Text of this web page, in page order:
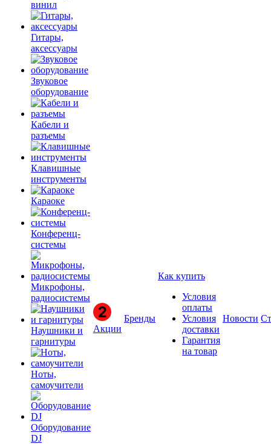
винил
Гитары,
аксессуары
Звуковое
оборудование
Кабели и
разъемы
Клавишные
инструменты
Караоке
Конференц-
системы
Микрофоны,
радиосистемы
Наушники и
гарнитуры
Ноты,
самоучители
Оборудование
DJ
Акции
Бренды
Как купить
Условия
оплаты
Условия
доставки
Гарантия
на товар
Новости